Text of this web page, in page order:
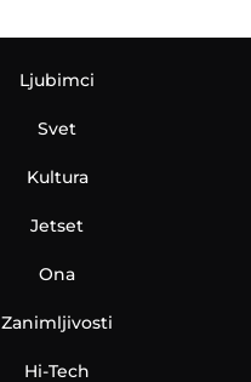
Ljubimci
Svet
Kultura
Jetset
Ona
Zanimljivosti
Hi-Tech